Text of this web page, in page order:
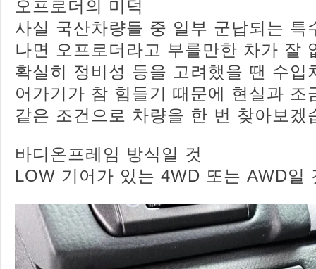
오프로더의 미덕
사실 국산차량들 중 일부 군납되는 특
나면 오프로더라고 부를만한 차가 잘
확실히 정비성 등을 고려했을 땐 수입
어가기가 참 힘들기 때문에 현실과 조
같은 조건으로 차량을 한 번 찾아보겠
바디온프레임 방식일 것
LOW 기어가 있는 4WD 또는 AWD일